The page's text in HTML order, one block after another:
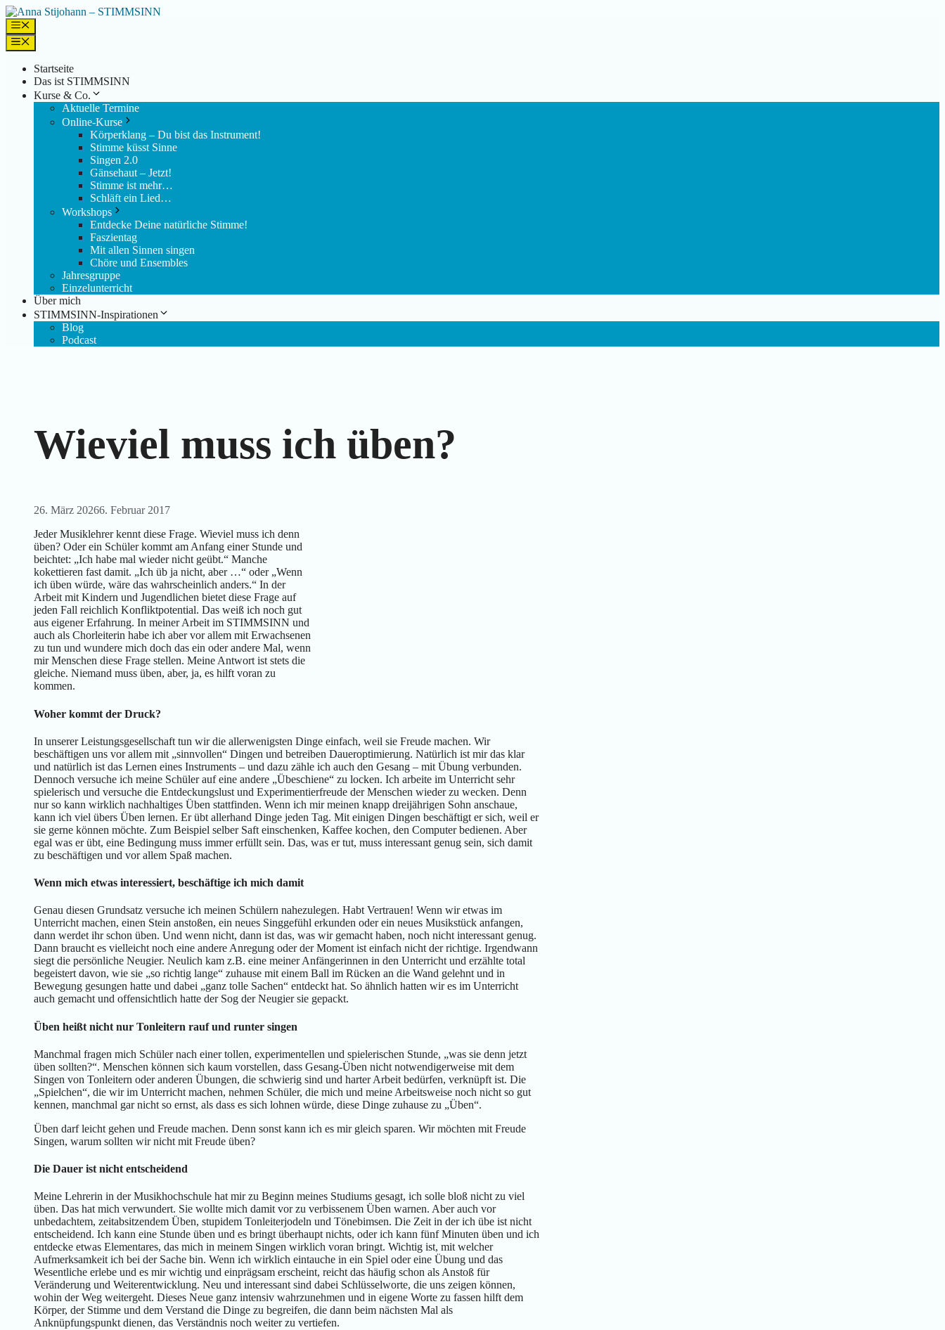
Zum
Inhalt
springen
Menü
Menü
Startseite
Das ist STIMMSINN
Kurse & Co.
Aktuelle Termine
Online-Kurse
Körperklang – Du bist das Instrument!
Stimme küsst Sinne
Singen 2.0
Gänsehaut – Jetzt!
Stimme ist mehr…
Schläft ein Lied…
Workshops
Entdecke Deine natürliche Stimme!
Faszientag
Mit allen Sinnen singen
Chöre und Ensembles
Jahresgruppe
Einzelunterricht
Über mich
STIMMSINN-Inspirationen
Blog
Podcast
Wieviel muss ich üben?
26. März 20266. Februar 2017
Jeder Musiklehrer kennt diese Frage. Wieviel muss ich denn
üben? Oder ein Schüler kommt am Anfang einer Stunde und
beichtet: „Ich habe mal wieder nicht geübt.“ Manche
kokettieren fast damit. „Ich üb ja nicht, aber …“ oder „Wenn
ich üben würde, wäre das wahrscheinlich anders.“ In der
Arbeit mit Kindern und Jugendlichen bietet diese Frage auf
jeden Fall reichlich Konfliktpotential. Das weiß ich noch gut
aus eigener Erfahrung. In meiner Arbeit im STIMMSINN und
auch als Chorleiterin habe ich aber vor allem mit Erwachsenen
zu tun und wundere mich doch das ein oder andere Mal, wenn
mir Menschen diese Frage stellen. Meine Antwort ist stets die
gleiche. Niemand muss üben, aber, ja, es hilft voran zu
kommen.
Woher kommt der Druck?
In unserer Leistungsgesellschaft tun wir die allerwenigsten Dinge einfach, weil sie Freude machen. Wir
beschäftigen uns vor allem mit „sinnvollen“ Dingen und betreiben Daueroptimierung. Natürlich ist mir das klar
und natürlich ist das Lernen eines Instruments – und dazu zähle ich auch den Gesang – mit Übung verbunden.
Dennoch versuche ich meine Schüler auf eine andere „Übeschiene“ zu locken. Ich arbeite im Unterricht sehr
spielerisch und versuche die Entdeckungslust und Experimentierfreude der Menschen wieder zu wecken. Denn
nur so kann wirklich nachhaltiges Üben stattfinden. Wenn ich mir meinen knapp dreijährigen Sohn anschaue,
kann ich viel übers Üben lernen. Er übt allerhand Dinge jeden Tag. Mit einigen Dingen beschäftigt er sich, weil er
sie gerne können möchte. Zum Beispiel selber Saft einschenken, Kaffee kochen, den Computer bedienen. Aber
egal was er übt, eine Bedingung muss immer erfüllt sein. Das, was er tut, muss interessant genug sein, sich damit
zu beschäftigen und vor allem Spaß machen.
Wenn mich etwas interessiert, beschäftige ich mich damit
Genau diesen Grundsatz versuche ich meinen Schülern nahezulegen. Habt Vertrauen! Wenn wir etwas im
Unterricht machen, einen Stein anstoßen, ein neues Singgefühl erkunden oder ein neues Musikstück anfangen,
dann werdet ihr schon üben. Und wenn nicht, dann ist das, was wir gemacht haben, noch nicht interessant genug.
Dann braucht es vielleicht noch eine andere Anregung oder der Moment ist einfach nicht der richtige. Irgendwann
siegt die persönliche Neugier. Neulich kam z.B. eine meiner Anfängerinnen in den Unterricht und erzählte total
begeistert davon, wie sie „so richtig lange“ zuhause mit einem Ball im Rücken an die Wand gelehnt und in
Bewegung gesungen hatte und dabei „ganz tolle Sachen“ entdeckt hat. So ähnlich hatten wir es im Unterricht
auch gemacht und offensichtlich hatte der Sog der Neugier sie gepackt.
Üben heißt nicht nur Tonleitern rauf und runter singen
Manchmal fragen mich Schüler nach einer tollen, experimentellen und spielerischen Stunde, „was sie denn jetzt
üben sollten?“. Menschen können sich kaum vorstellen, dass Gesang-Üben nicht notwendigerweise mit dem
Singen von Tonleitern oder anderen Übungen, die schwierig sind und harter Arbeit bedürfen, verknüpft ist. Die
„Spielchen“, die wir im Unterricht machen, nehmen Schüler, die mich und meine Arbeitsweise noch nicht so gut
kennen, manchmal gar nicht so ernst, als dass es sich lohnen würde, diese Dinge zuhause zu „Üben“.
Üben darf leicht gehen und Freude machen. Denn sonst kann ich es mir gleich sparen. Wir möchten mit Freude
Singen, warum sollten wir nicht mit Freude üben?
Die Dauer ist nicht entscheidend
Meine Lehrerin in der Musikhochschule hat mir zu Beginn meines Studiums gesagt, ich solle bloß nicht zu viel
üben. Das hat mich verwundert. Sie wollte mich damit vor zu verbissenem Üben warnen. Aber auch vor
unbedachtem, zeitabsitzendem Üben, stupidem Tonleiterjodeln und Tönebimsen. Die Zeit in der ich übe ist nicht
entscheidend. Ich kann eine Stunde üben und es bringt überhaupt nichts, oder ich kann fünf Minuten üben und ich
entdecke etwas Elementares, das mich in meinem Singen wirklich voran bringt. Wichtig ist, mit welcher
Aufmerksamkeit ich bei der Sache bin. Wenn ich wirklich eintauche in ein Spiel oder eine Übung und das
Wesentliche erlebe und es mir wichtig und einprägsam erscheint, reicht das häufig schon als Anstoß für
Veränderung und Weiterentwicklung. Neu und interessant sind dabei Schlüsselworte, die uns zeigen können,
wohin der Weg weitergeht. Dieses Neue ganz intensiv wahrzunehmen und in eigene Worte zu fassen hilft dem
Körper, der Stimme und dem Verstand die Dinge zu begreifen, die dann beim nächsten Mal als
Anknüpfungspunkt dienen, das Verständnis noch weiter zu vertiefen.